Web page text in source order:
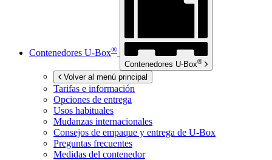
Contenedores U-Box®
Contenedores U-Box®
Volver al menú principal
Tarifas e información
Opciones de entrega
Usos habituales
Mudanzas internacionales
Consejos de empaque y entrega de U-Box
Preguntas frecuentes
Medidas del contenedor